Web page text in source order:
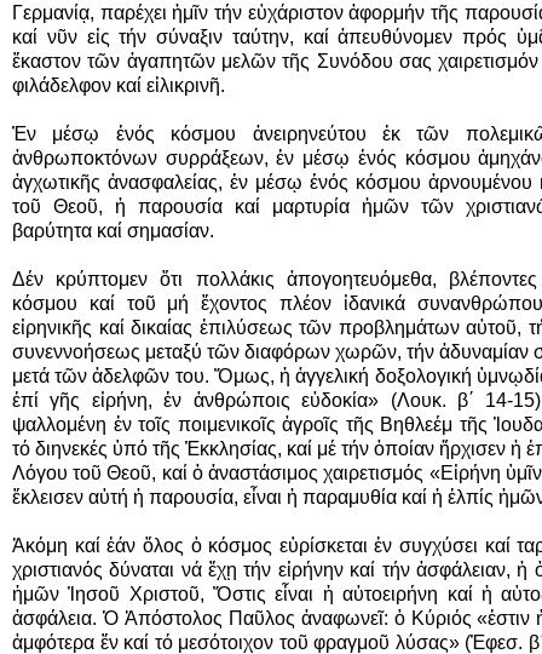
Γερμανίᾳ, παρέχει ἡμῖν τήν εὐχάριστον ἀφορμήν τῆς
καί νῦν εἰς τήν σύναξιν ταύτην, καί ἀπευθύνομεν πρός
ἕκαστον τῶν ἀγαπητῶν μελῶν τῆς Συνόδου σας
φιλάδελφον καί εἰλικρινῆ.
Ἐν μέσῳ ἑνός κόσμου ἀνειρηνεύτου ἐκ τῶν
ἀνθρωποκτόνων συρράξεων, ἐν μέσῳ ἑνός κόσμου
ἀγχωτικῆς ἀνασφαλείας, ἐν μέσῳ ἑνός κόσμου ἀρνουμένου
τοῦ Θεοῦ, ἡ παρουσία καί μαρτυρία ἡμῶν τῶν
βαρύτητα καί σημασίαν.
Δέν κρύπτομεν ὅτι πολλάκις ἀπογοητευόμεθα,
κόσμου καί τοῦ μή ἔχοντος πλέον ἰδανικά
εἰρηνικῆς καί δικαίας ἐπιλύσεως τῶν προβλημάτων αὐτοῦ,
συνεννοήσεως μεταξύ τῶν διαφόρων χωρῶν, τήν
μετά τῶν ἀδελφῶν του. Ὅμως, ἡ ἀγγελική δοξολογική
ἐπί γῆς εἰρήνη, ἐν ἀνθρώποις εὐδοκία» (Λουκ. β΄ 14-
ψαλλομένη ἐν τοῖς ποιμενικοῖς ἀγροῖς τῆς Βηθλεέμ τῆς
τό διηνεκές ὑπό τῆς Ἐκκλησίας, καί μέ τήν ὁποίαν ἤρχισεν ἡ
Λόγου τοῦ Θεοῦ, καί ὁ ἀναστάσιμος χαιρετισμός «Εἰρήνη
ἔκλεισεν αὐτή ἡ παρουσία, εἶναι ἡ παραμυθία καί ἡ ἐλπίς
Ἀκόμη καί ἐάν ὅλος ὁ κόσμος εὑρίσκεται ἐν συγχύσει καί
χριστιανός δύναται νά ἔχῃ τήν εἰρήνην καί τήν ἀσφάλειαν,
ἡμῶν Ἰησοῦ Χριστοῦ, Ὅστις εἶναι ἡ αὐτοειρήνη καί ἡ
ἀσφάλεια. Ὁ Ἀπόστολος Παῦλος ἀναφωνεῖ: ὁ Κύριός «ἐστιν
ἀμφότερα ἕν καί τό μεσότοιχον τοῦ φραγμοῦ λύσας» (Ἐφεσ.